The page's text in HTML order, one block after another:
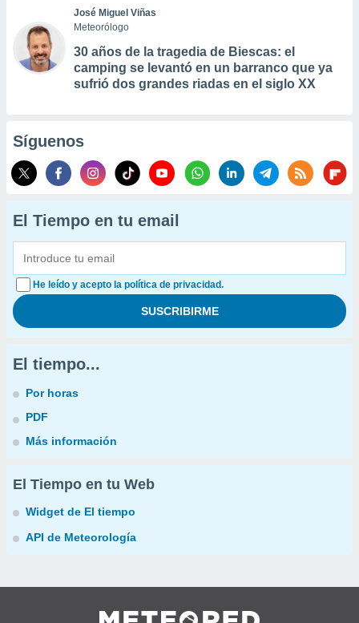
José Miguel Viñas
Meteorólogo
30 años de la tragedia de Biescas: el
camping se levantó en un barranco que ya
sufrió dos grandes riadas en el siglo XX
Síguenos
El Tiempo en tu email
He leído y acepto la política de privacidad.
El tiempo...
Por horas
PDF
Más información
El Tiempo en tu Web
Widget de El tiempo
API de Meteorología